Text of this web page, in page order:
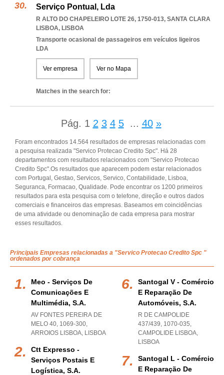
Serviço Pontual, Lda
R ALTO DO CHAPELEIRO LOTE 26, 1750-013, SANTA CLARA
LISBOA, LISBOA
Transporte ocasional de passageiros em veículos ligeiros
LDA
Ver empresa Ver no Mapa
Matches in the search for:
Pág. 1 2 3 4 5 ... 40 »
Foram encontrados 14.564 resultados de empresas relacionadas com
a pesquisa realizada "Servico Protecao Credito Spc". Há 28
departamentos com resultados relacionados com "Servico Protecao
Credito Spc".Os resultados que aparecem podem estar relacionados
com Portugal, Gestao, Servicos, Servico, Contabilidade, Lisboa,
Seguranca, Formacao, Qualidade. Pode encontrar os 1200 primeiros
resultados para esta pesquisa com o telefone, direção e outros dados
comerciais e financeiros das empresas. Baseamos em coincidências
de uma atividade ou denominação de cada empresa para mostrar
esses resultados.
Principais Empresas relacionadas a "Servico Protecao Credito Spc "
ordenados por cobrança
Meo - Serviços De
Comunicações E
Multimédia, S.a.
AV FONTES PEREIRA DE
MELO 40, 1069-300,
ARROIOS LISBOA, LISBOA
Ctt Expresso -
Serviços Postais E
Logística, S.a.
Santogal V - Comércio
E Reparação De
Automóveis, S.a.
R DE CAMPOLIDE
437/439, 1070-035,
CAMPOLIDE LISBOA,
LISBOA
Santogal L - Comércio
E Reparação De